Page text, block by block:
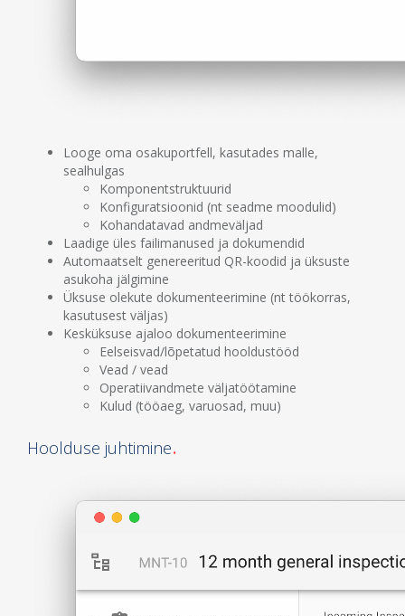
Looge oma osakuportfell, kasutades malle,
sealhulgas
Komponentstruktuurid
Konfiguratsioonid (nt seadme moodulid)
Kohandatavad andmeväljad
Laadige üles failimanused ja dokumendid
Automaatselt genereeritud QR-koodid ja üksuste
asukoha jälgimine
Üksuse olekute dokumenteerimine (nt töökorras,
kasutusest väljas)
Kesküksuse ajaloo dokumenteerimine
Eelseisvad/lõpetatud hooldustööd
Vead / vead
Operatiivandmete väljatöötamine
Kulud (tööaeg, varuosad, muu)
Hoolduse juhtimine